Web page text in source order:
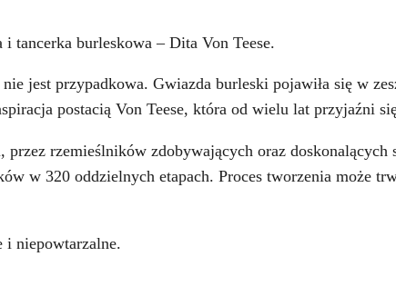
tancerka burleskowa – Dita Von Teese.
jest przypadkowa. Gwiazda burleski pojawiła się w
postacią Von Teese, która od wielu lat przyjaźni
rzemieślników zdobywających oraz
w 320 oddzielnych etapach. Proces tworzenia może
i niepowtarzalne.